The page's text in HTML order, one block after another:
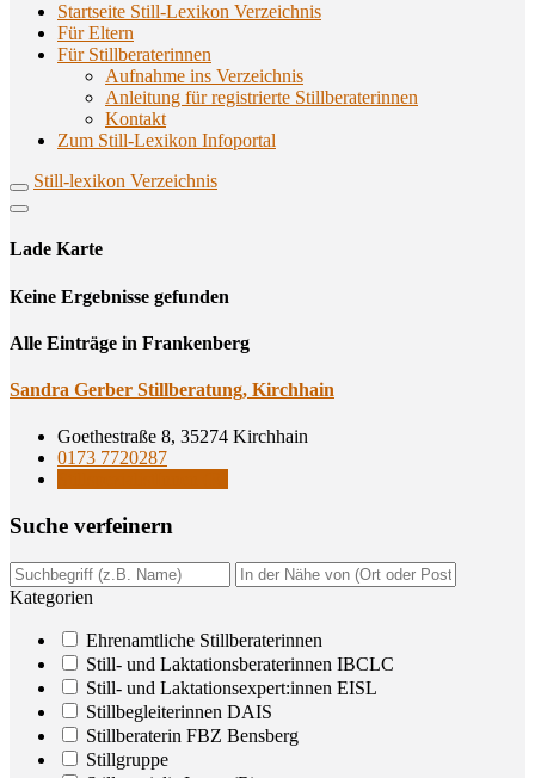
Startseite Still-Lexikon Verzeichnis
Für Eltern
Für Stillberaterinnen
Aufnahme ins Verzeichnis
Anlei­tung für regis­trier­te Stillberaterinnen
Kon­takt
Zum Still-Lexikon Infoportal
Still-lexikon Verzeichnis
Lade Karte
Кeine Ergebnisse gefunden
Alle Einträge in Frankenberg
San­dra Ger­ber Still­be­ra­tung, Kirchhain
Goethestraße 8, 35274 Kirchhain
0173 7720287
Suche ver­fei­nern
Kategorien
Ehrenamtliche Stillberaterinnen
Still- und Laktationsberaterinnen IBCLC
Still- und Laktationsexpert:innen EISL
Stillbegleiterinnen DAIS
Stillberaterin FBZ Bensberg
Stillgruppe